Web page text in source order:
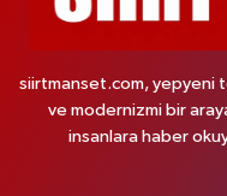
siirtmanset.com, yepyeni
ve modernizmi bir
insanlara haber